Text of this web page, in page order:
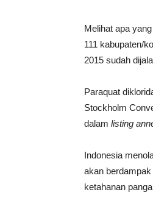
Melihat apa
111 kabupaten/
2015 sudah
Paraquat
Stockholm
dalam listing
Indonesia
akan
ketahanan